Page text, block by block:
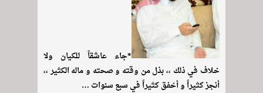
*جاء عاشقاً للكيان ولا
خلاف في ذلك ،، بذل من وقته و صحته و ماله الكثير ،،
أنجز كثيراً و أخفق كثيراً في سبع سنوات …